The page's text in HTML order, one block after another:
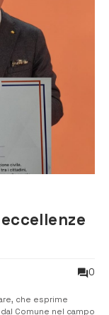
0
che esprime
Comune nel campo